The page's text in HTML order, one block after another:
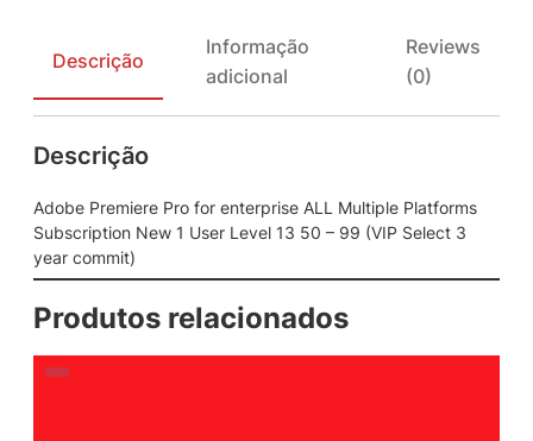
Descrição
Informação
adicional
Reviews
(0)
Descrição
Adobe Premiere Pro for enterprise ALL Multiple Platforms
Subscription New 1 User Level 13 50 – 99 (VIP Select 3
year commit)
Produtos relacionados